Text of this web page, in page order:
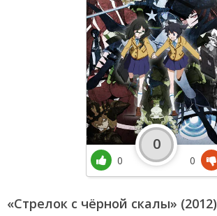
«Стрелок с чёрной скалы» (2012)
0
0
0